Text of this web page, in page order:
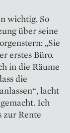
wichtig. So
über seine
„Sie
erstes Büro.
in die Räume
die
lacht
Ich
zur Rente